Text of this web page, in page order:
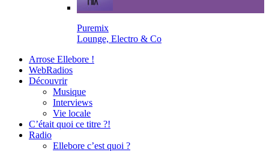
Puremix
Lounge, Electro & Co
Arrose Ellebore !
WebRadios
Découvrir
Musique
Interviews
Vie locale
C’était quoi ce titre ?!
Radio
Ellebore c’est quoi ?